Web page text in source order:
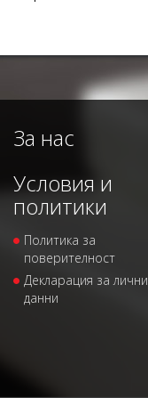
За нас
Условия и
политики
Политика за
поверителност
Декларация за лични
данни